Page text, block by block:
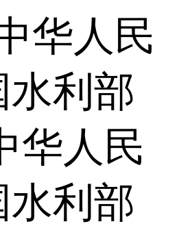
华人民
利部
华人民
利部